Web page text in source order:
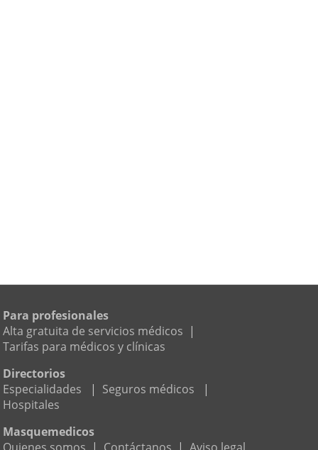
Para profesionales
Alta gratuita de servicios médicos |
Tarifas para médicos y clínicas
Directorios
Especialidades
| Seguros médicos
|
Hospitales
Masquemedicos